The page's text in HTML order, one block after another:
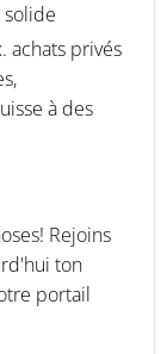
solide
achats privés
à des
Rejoins
ton
portail